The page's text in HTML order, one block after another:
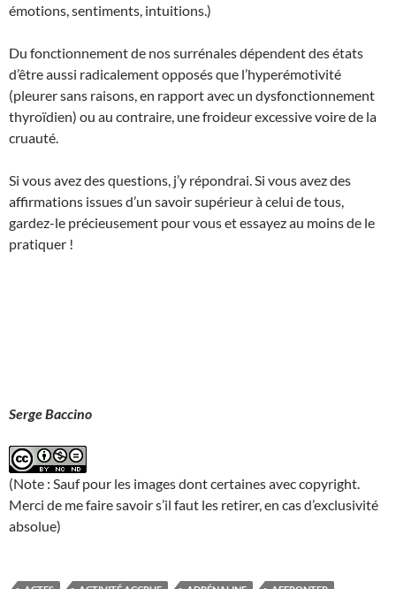
émotions, sentiments, intuitions.)
Du fonctionnement de nos surrénales dépendent des états
d’être aussi radicalement opposés que l’hyperémotivité
(pleurer sans raisons, en rapport avec un dysfonctionnement
thyroïdien) ou au contraire, une froideur excessive voire de la
cruauté.
Si vous avez des questions, j’y répondrai. Si vous avez des
affirmations issues d’un savoir supérieur à celui de tous,
gardez-le précieusement pour vous et essayez au moins de le
pratiquer !
Serge Baccino
(Note : Sauf pour les images dont certaines avec copyright.
Merci de me faire savoir s’il faut les retirer, en cas d’exclusivité
absolue)